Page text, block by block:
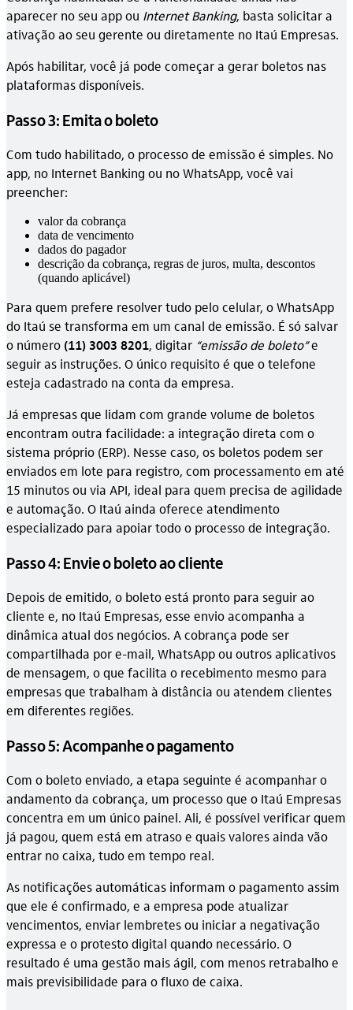
aparecer no seu app ou Internet Banking, basta solicitar a
ativação ao seu gerente ou diretamente no Itaú Empresas.
Após habilitar, você já pode começar a gerar boletos nas
plataformas disponíveis.
Passo 3: Emita o boleto
Com tudo habilitado, o processo de emissão é simples. No
app, no Internet Banking ou no WhatsApp, você vai
preencher:
valor da cobrança
data de vencimento
dados do pagador
descrição da cobrança, regras de juros, multa, descontos
(quando aplicável)
Para quem prefere resolver tudo pelo celular, o WhatsApp
do Itaú se transforma em um canal de emissão. É só salvar
o número (11) 3003 8201, digitar “emissão de boleto”e
seguir as instruções. O único requisito é que o telefone
esteja cadastrado na conta da empresa.
Já empresas que lidam com grande volume de boletos
encontram outra facilidade: a integração direta com o
sistema próprio (ERP). Nesse caso, os boletos podem ser
enviados em lote para registro, com processamento em até
15 minutos ou via API, ideal para quem precisa de agilidade
e automação. O Itaú ainda oferece atendimento
especializado para apoiar todo o processo de integração.
Passo 4: Envie o boleto ao cliente
Depois de emitido, o boleto está pronto para seguir ao
cliente e, no Itaú Empresas, esse envio acompanha a
dinâmica atual dos negócios. A cobrança pode ser
compartilhada por e-mail, WhatsApp ou outros aplicativos
de mensagem, o que facilita o recebimento mesmo para
empresas que trabalham à distância ou atendem clientes
em diferentes regiões.
Passo 5: Acompanhe o pagamento
Com o boleto enviado, a etapa seguinte é acompanhar o
andamento da cobrança, um processo que o Itaú Empresas
concentra em um único painel. Ali, é possível verificar quem
já pagou, quem está em atraso e quais valores ainda vão
entrar no caixa, tudo em tempo real.
As notificações automáticas informam o pagamento assim
que ele é confirmado, e a empresa pode atualizar
vencimentos, enviar lembretes ou iniciar a negativação
expressa e o protesto digital quando necessário. O
resultado é uma gestão mais ágil, com menos retrabalho e
mais previsibilidade para o fluxo de caixa.